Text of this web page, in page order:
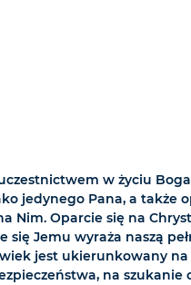
w życiu
jedynego Pana, a także
Nim. Oparcie się na
się Jemu wyraża naszą
jest ukierunkowany
na szukanie